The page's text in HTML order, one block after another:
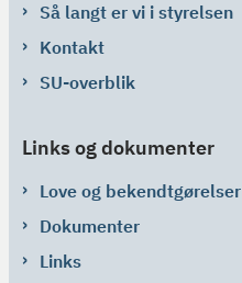
Så langt er vi i styrelsen
Kontakt
SU-overblik
Links og dokumenter
Love og bekendtgørelser
Dokumenter
Links